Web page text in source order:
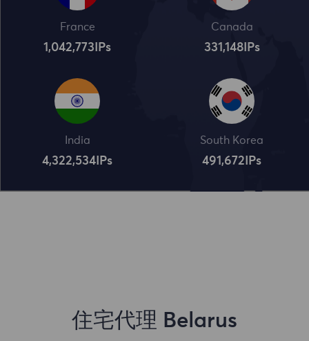
France
1,042,773 IPs
Canada
331,148IPs
India
4,322,534 IPs
South Korea
491,672 IPs
住宅代理 Belarus